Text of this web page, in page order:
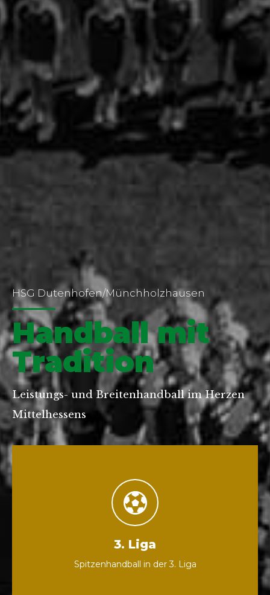
HSG Dutenhofen/Münchholzhausen
Handball mit
Tradition
Leistungs- und Breitenhandball im Herzen
Mittelhessens
3. Liga
Spitzenhandball in der 3. Liga